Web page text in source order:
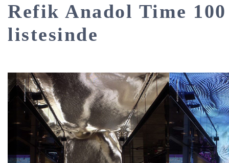
Refik Anadol Time 100
listesinde